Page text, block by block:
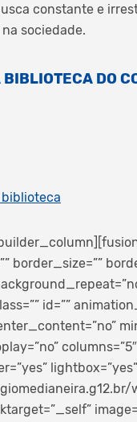
constante e
sociedade.
DO
biblioteca
border_size=””
id=””